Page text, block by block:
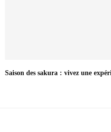
Saison des sakura : vivez une